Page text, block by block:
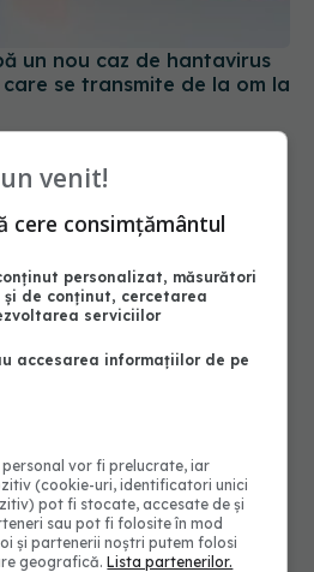
un nou caz de hantavirus
se transmite de la om la
venit!
cere consimțământul
personalizat, măsurători
de conținut, cercetarea
serviciilor
accesarea informațiilor de pe
vor fi prelucrate, iar
(cookie-uri, identificatori unici
pot fi stocate, accesate de și
sau pot fi folosite în mod
și partenerii noștri putem folosi
geografică.Lista partenerilor.